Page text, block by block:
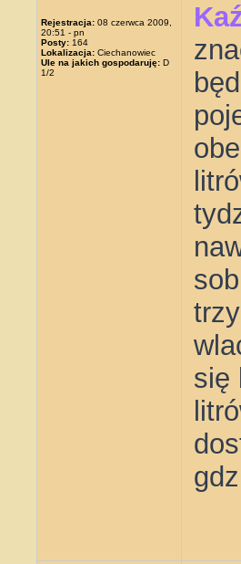
Rejestracja: 08 czerwca 2009,
20:51 - pn
Posty: 164
Lokalizacja: Ciechanowiec
Ule na jakich gospodaruję: D
1/2
się